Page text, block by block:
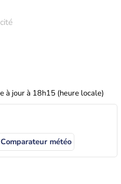
à jour à 18h15 (heure locale)
Comparateur météo